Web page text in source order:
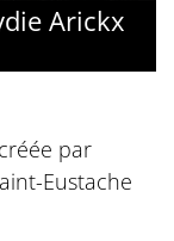
Arickx
par
Eustache